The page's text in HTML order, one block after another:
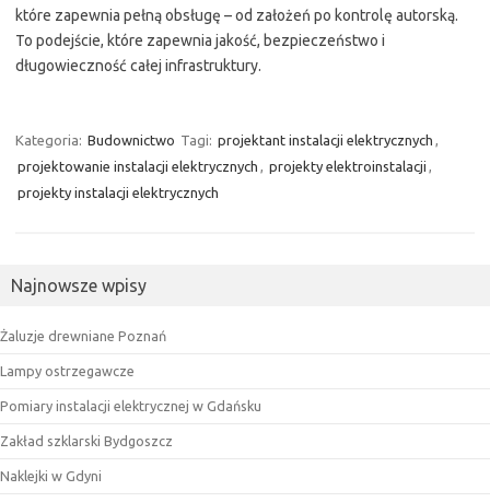
które zapewnia pełną obsługę – od założeń po kontrolę autorską.
To podejście, które zapewnia jakość, bezpieczeństwo i
długowieczność całej infrastruktury.
Kategoria: Budownictwo Tagi: projektant instalacji elektrycznych ,
projektowanie instalacji elektrycznych , projekty elektroinstalacji ,
projekty instalacji elektrycznych
Najnowsze wpisy
Żaluzje drewniane Poznań
Lampy ostrzegawcze
Pomiary instalacji elektrycznej w Gdańsku
Zakład szklarski Bydgoszcz
Naklejki w Gdyni